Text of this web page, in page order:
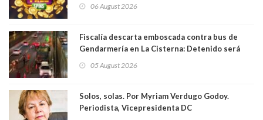
06 August 2026
Fiscalía descarta emboscada contra bus de
Gendarmería en La Cisterna: Detenido será
05 August 2026
Solos, solas. Por Myriam Verdugo Godoy.
Periodista, Vicepresidenta DC